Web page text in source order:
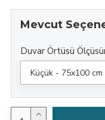
Mevcut
Duvar Örtüsü